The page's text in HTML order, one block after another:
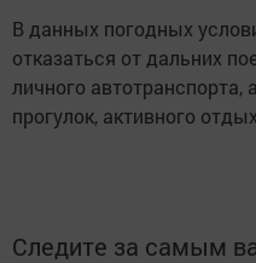
В данных погодных
отказаться от дальних
личного автотранспорта,
прогулок, активного
Следите за самым